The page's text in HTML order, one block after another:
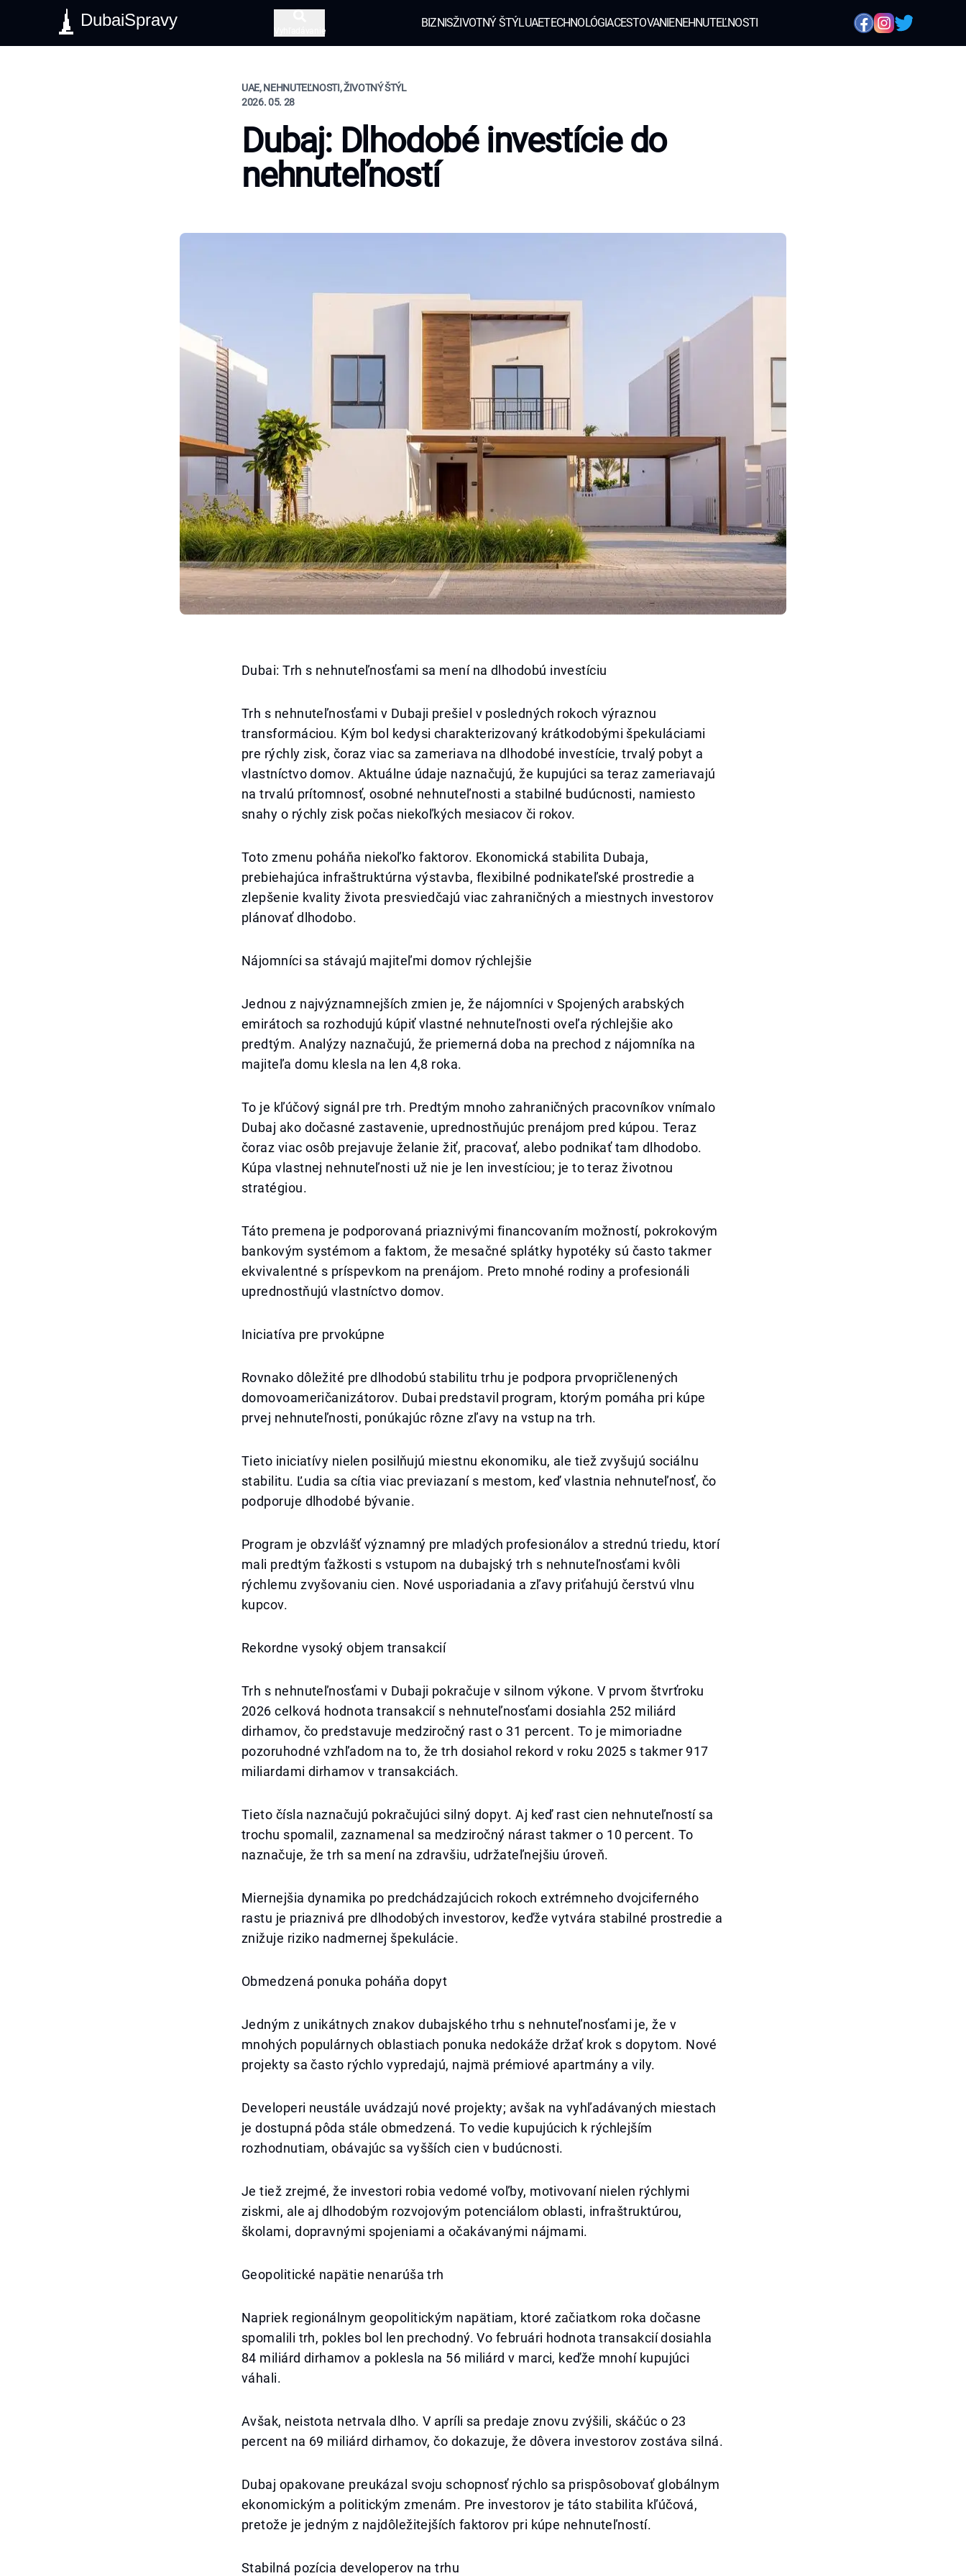
DubaiSpravy
Vyhľadávanie
BIZNISŽIVOTNÝ ŠTÝLUAETECHNOLÓGIACESTOVANIENEHNUTEĽNOSTI
UAE, NEHNUTEĽNOSTI, ŽIVOTNÝ ŠTÝL
2026. 05. 28
Dubaj: Dlhodobé investície do
nehnuteľností
Dubai: Trh s nehnuteľnosťami sa mení na dlhodobú investíciu
Trh s nehnuteľnosťami v Dubaji prešiel v posledných rokoch výraznou
transformáciou. Kým bol kedysi charakterizovaný krátkodobými špekuláciami
pre rýchly zisk, čoraz viac sa zameriava na dlhodobé investície, trvalý pobyt a
vlastníctvo domov. Aktuálne údaje naznačujú, že kupujúci sa teraz zameriavajú
na trvalú prítomnosť, osobné nehnuteľnosti a stabilné budúcnosti, namiesto
snahy o rýchly zisk počas niekoľkých mesiacov či rokov.
Toto zmenu poháňa niekoľko faktorov. Ekonomická stabilita Dubaja,
prebiehajúca infraštruktúrna výstavba, flexibilné podnikateľské prostredie a
zlepšenie kvality života presviedčajú viac zahraničných a miestnych investorov
plánovať dlhodobo.
Nájomníci sa stávajú majiteľmi domov rýchlejšie
Jednou z najvýznamnejších zmien je, že nájomníci v Spojených arabských
emirátoch sa rozhodujú kúpiť vlastné nehnuteľnosti oveľa rýchlejšie ako
predtým. Analýzy naznačujú, že priemerná doba na prechod z nájomníka na
majiteľa domu klesla na len 4,8 roka.
To je kľúčový signál pre trh. Predtým mnoho zahraničných pracovníkov vnímalo
Dubaj ako dočasné zastavenie, uprednostňujúc prenájom pred kúpou. Teraz
čoraz viac osôb prejavuje želanie žiť, pracovať, alebo podnikať tam dlhodobo.
Kúpa vlastnej nehnuteľnosti už nie je len investíciou; je to teraz životnou
stratégiou.
Táto premena je podporovaná priaznivými financovaním možností, pokrokovým
bankovým systémom a faktom, že mesačné splátky hypotéky sú často takmer
ekvivalentné s príspevkom na prenájom. Preto mnohé rodiny a profesionáli
uprednostňujú vlastníctvo domov.
Iniciatíva pre prvokúpne
Rovnako dôležité pre dlhodobú stabilitu trhu je podpora prvopričlenených
domovoameričanizátorov. Dubai predstavil program, ktorým pomáha pri kúpe
prvej nehnuteľnosti, ponúkajúc rôzne zľavy na vstup na trh.
Tieto iniciatívy nielen posilňujú miestnu ekonomiku, ale tiež zvyšujú sociálnu
stabilitu. Ľudia sa cítia viac previazaní s mestom, keď vlastnia nehnuteľnosť, čo
podporuje dlhodobé bývanie.
Program je obzvlášť významný pre mladých profesionálov a strednú triedu, ktorí
mali predtým ťažkosti s vstupom na dubajský trh s nehnuteľnosťami kvôli
rýchlemu zvyšovaniu cien. Nové usporiadania a zľavy priťahujú čerstvú vlnu
kupcov.
Rekordne vysoký objem transakcií
Trh s nehnuteľnosťami v Dubaji pokračuje v silnom výkone. V prvom štvrťroku
2026 celková hodnota transakcií s nehnuteľnosťami dosiahla 252 miliárd
dirhamov, čo predstavuje medziročný rast o 31 percent. To je mimoriadne
pozoruhodné vzhľadom na to, že trh dosiahol rekord v roku 2025 s takmer 917
miliardami dirhamov v transakciách.
Tieto čísla naznačujú pokračujúci silný dopyt. Aj keď rast cien nehnuteľností sa
trochu spomalil, zaznamenal sa medziročný nárast takmer o 10 percent. To
naznačuje, že trh sa mení na zdravšiu, udržateľnejšiu úroveň.
Miernejšia dynamika po predchádzajúcich rokoch extrémneho dvojciferného
rastu je priaznivá pre dlhodobých investorov, keďže vytvára stabilné prostredie a
znižuje riziko nadmernej špekulácie.
Obmedzená ponuka poháňa dopyt
Jedným z unikátnych znakov dubajského trhu s nehnuteľnosťami je, že v
mnohých populárnych oblastiach ponuka nedokáže držať krok s dopytom. Nové
projekty sa často rýchlo vypredajú, najmä prémiové apartmány a vily.
Developeri neustále uvádzajú nové projekty; avšak na vyhľadávaných miestach
je dostupná pôda stále obmedzená. To vedie kupujúcich k rýchlejším
rozhodnutiam, obávajúc sa vyšších cien v budúcnosti.
Je tiež zrejmé, že investori robia vedomé voľby, motivovaní nielen rýchlymi
ziskmi, ale aj dlhodobým rozvojovým potenciálom oblasti, infraštruktúrou,
školami, dopravnými spojeniami a očakávanými nájmami.
Geopolitické napätie nenarúša trh
Napriek regionálnym geopolitickým napätiam, ktoré začiatkom roka dočasne
spomalili trh, pokles bol len prechodný. Vo februári hodnota transakcií dosiahla
84 miliárd dirhamov a poklesla na 56 miliárd v marci, keďže mnohí kupujúci
váhali.
Avšak, neistota netrvala dlho. V apríli sa predaje znovu zvýšili, skáčúc o 23
percent na 69 miliárd dirhamov, čo dokazuje, že dôvera investorov zostáva silná.
Dubaj opakovane preukázal svoju schopnosť rýchlo sa prispôsobovať globálnym
ekonomickým a politickým zmenám. Pre investorov je táto stabilita kľúčová,
pretože je jedným z najdôležitejších faktorov pri kúpe nehnuteľností.
Stabilná pozícia developerov na trhu